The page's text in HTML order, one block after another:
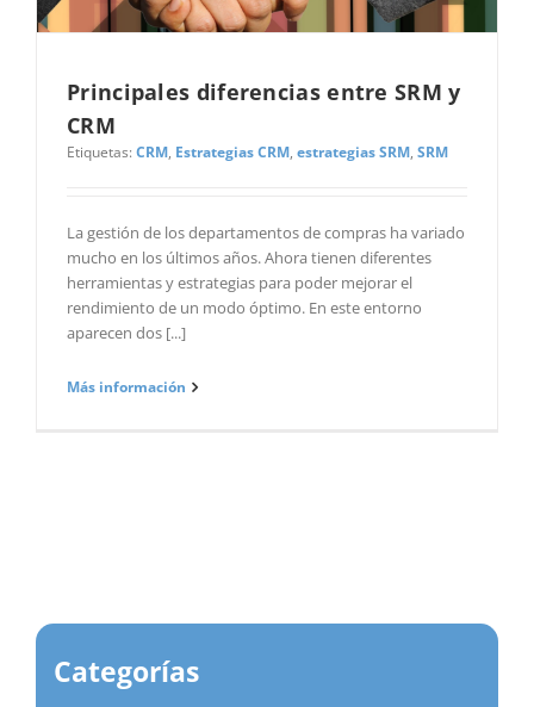
Principales diferencias entre SRM y
CRM
Etiquetas: CRM, Estrategias CRM, estrategias SRM, SRM
La gestión de los departamentos de compras ha variado
mucho en los últimos años. Ahora tienen diferentes
herramientas y estrategias para poder mejorar el
rendimiento de un modo óptimo. En este entorno
aparecen dos [...]
Más información
Categorías